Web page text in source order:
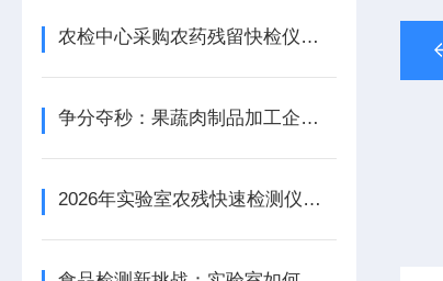
农检中心采购农药残留快检仪器类型(型号)有哪些
争分夺秒：果蔬肉制品加工企业原料验收速检实验室仪器设备一览
2026年实验室农残快速检测仪配置指南：从基础筛查到高精度分析全覆盖